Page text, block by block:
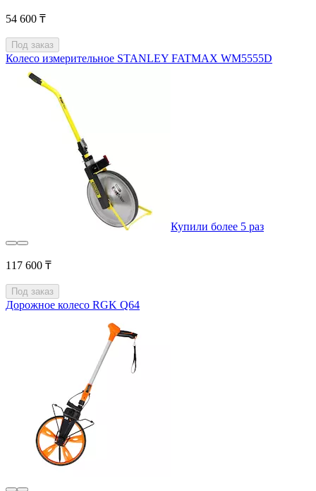
54 600 ₸
Под заказ
Колесо измерительное STANLEY FATMAX WM5555D
Купили более 5 раз
117 600 ₸
Под заказ
Дорожное колесо RGK Q64